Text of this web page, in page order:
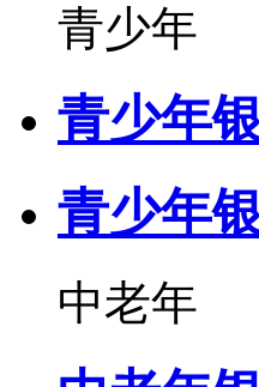
青少年
青少年
青少年
中老年